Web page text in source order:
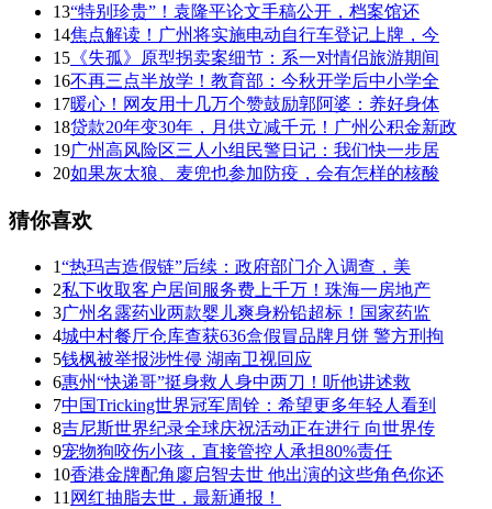
13“特别珍贵”！袁隆平论文手稿公开，档案馆还
14焦点解读！广州将实施电动自行车登记上牌，今
15 《失孤》原型拐卖案细节：系一对情侣旅游期间
16不再三点半放学！教育部：今秋开学后中小学全
17暖心！网友用十几万个赞鼓励郭阿婆：养好身体
18贷款20年变30年，月供立减千元！广州公积金新政
19广州高风险区三人小组民警日记：我们快一步居
20如果灰太狼、麦兜也参加防疫，会有怎样的核酸
猜你喜欢
1“热玛吉造假链”后续：政府部门介入调查，美
2私下收取客户居间服务费上千万！珠海一房地产
3广州名露药业两款婴儿爽身粉铅超标！国家药监
4城中村餐厅仓库查获636盒假冒品牌月饼 警方刑拘
5钱枫被举报涉性侵 湖南卫视回应
6惠州“快递哥”挺身救人身中两刀！听他讲述救
7中国Tricking世界冠军周铨：希望更多年轻人看到
8吉尼斯世界纪录全球庆祝活动正在进行 向世界传
9宠物狗咬伤小孩，直接管控人承担80%责任
10香港金牌配角廖启智去世 他出演的这些角色你还
11 网红抽脂去世，最新通报！